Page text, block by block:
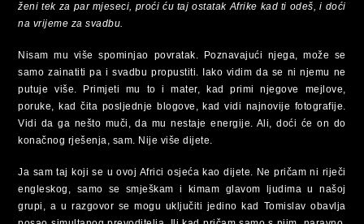
ženi tek za par mjeseci, proći ću taj ostatak Afrike kad ti odeš, i doći
na vrijeme za svadbu.
Nisam mu više spominjao povratak. Poznavajući njega, može se
samo zainatiti pa i svadbu propustiti. Iako vidim da se ni njemu ne
putuje više. Primjeti mu to i mater, kad primi njegove mejlove,
poruke, kad čita posljednje blogove, kad vidi najnovije fotografije.
Vidi da ga nešto muči, da mu nestaje energije. Ali, doći će on do
konačnog rješenja, sam. Nije više dijete.
Ja sam taj koji se u ovoj Africi osjeća kao dijete. Ne pričam ni riječi
engleskog, samo se smješkam i kimam glavom ljudima u našoj
grupi, a u razgovor se mogu uključiti jedino kad Tomislav obavlja